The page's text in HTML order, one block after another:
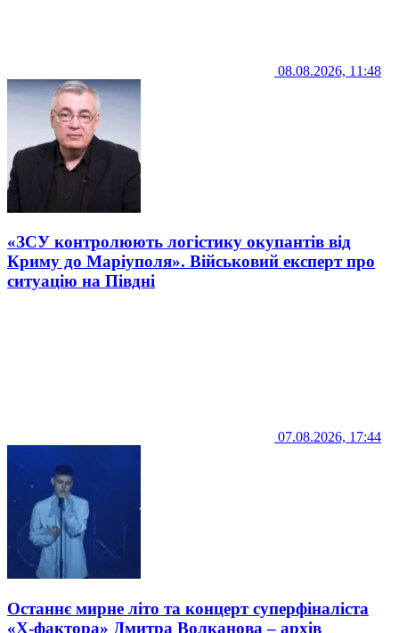
08.08.2026, 11:48
«ЗСУ контролюють логістику окупантів від
Криму до Маріуполя». Військовий експерт про
ситуацію на Півдні
07.08.2026, 17:44
Останнє мирне літо та концерт суперфіналіста
«Х-фактора» Дмитра Волканова – архів